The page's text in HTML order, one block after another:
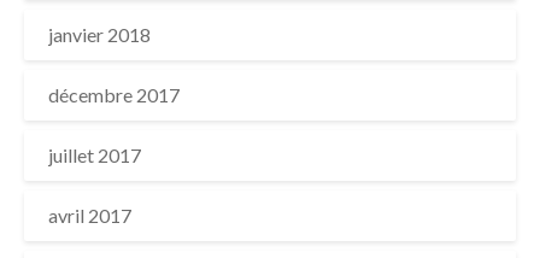
janvier 2018
décembre 2017
juillet 2017
avril 2017